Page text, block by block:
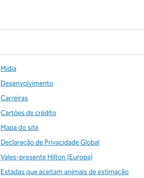
Mídia
Desenvolvimento
Carreiras
Cartões de crédito
Mapa do site
Declaração de Privacidade Global
Vales-presente Hilton (Europa)
Estadas que aceitam animais de estimação